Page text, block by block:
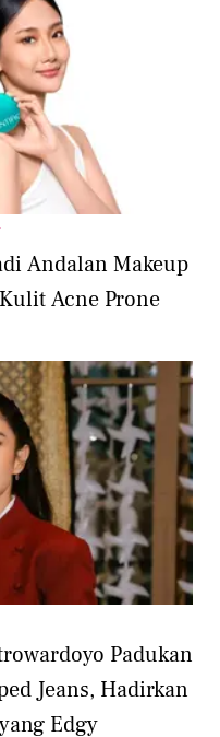
Andalan Makeup
Acne Prone
Padukan
Jeans, Hadirkan
Edgy